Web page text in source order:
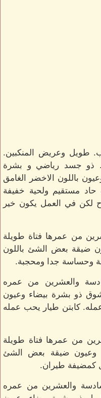
طويل وعريض المنكبين.
ذو جسد رياضي و بشرة
باللون الاخضر الغامق
مستقيم ولحية خفيفة
لكن في العمل يكون خير
من عمرها فتاة طويلة
ضيقة بعض الشئ باللون
وحساسة جدا ومحجبة.
والعشرين من عمره
ذو بشرة بيضاء وعيون
كابتن طيار يحب عمله
من عمرها فتاة طويلة
وعيون ضيقة بعض الشئ
كمضيفة طيران.
والعشرين من عمره